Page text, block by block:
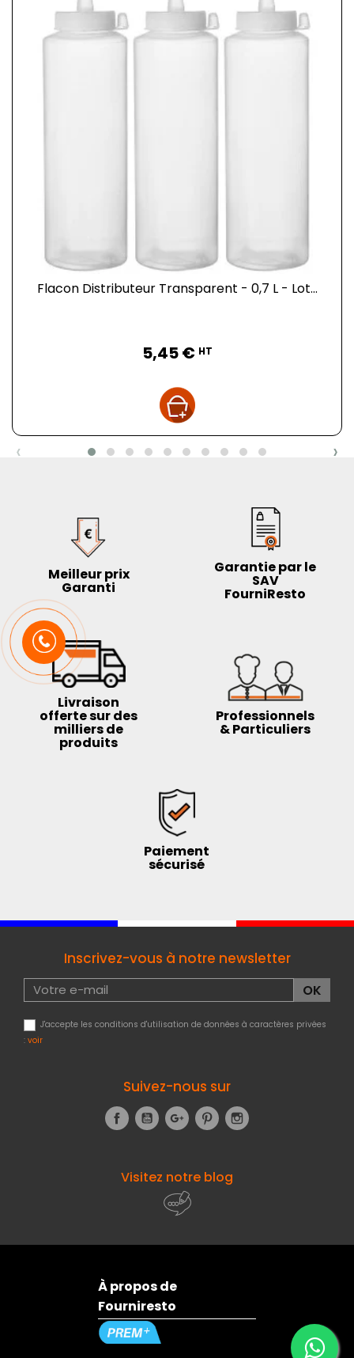
Flacon Distributeur Transparent - 0,7 L - Lot...
5,45 € HT
‹ ›
Meilleur prix
Garanti
Garantie par le
SAV
FourniResto
Livraison
offerte sur des
milliers de
produits
Professionnels
& Particuliers
Paiement
sécurisé
Inscrivez-vous à notre newsletter
J'accepte les conditions d'utilisation de données à caractères privées
: voir
Suivez-nous sur
FacebookYouTubeGoogle+Pinterest
Visitez notre blog
À propos de
Fourniresto